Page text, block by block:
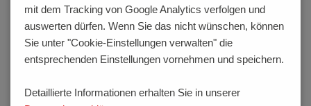
Name Größe Typ
Download
mit dem Tracking von Google Analytics verfolgen und
auswerten dürfen. Wenn Sie das nicht wünschen, können
Sie unter "Cookie-Einstellungen verwalten" die
entsprechenden Einstellungen vornehmen und speichern.
Detaillierte Informationen erhalten Sie in unserer